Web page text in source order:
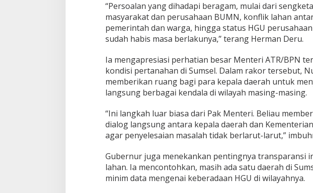
a
l
a
S
u
m
s
!
“Persoalan yang dihadapi beragam, mulai dari
masyarakat dan perusahaan BUMN, konflik lahan
pemerintah dan warga, hingga status HGU
sudah habis masa berlakunya,” terang Herman Deru.
Ia mengapresiasi perhatian besar Menteri ATR/BPN
kondisi pertanahan di Sumsel. Dalam rakor tersebut,
memberikan ruang bagi para kepala daerah untuk
langsung berbagai kendala di wilayah masing-masing.
“Ini langkah luar biasa dari Pak Menteri. Beliau
dialog langsung antara kepala daerah dan
agar penyelesaian masalah tidak berlarut-larut,”
Gubernur juga menekankan pentingnya transparansi
lahan. Ia mencontohkan, masih ada satu daerah di
minim data mengenai keberadaan HGU di wilayahnya.